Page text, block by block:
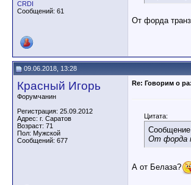
CRDI
Сообщений: 61
От форда
09.06.2018, 13:28
Красный Игорь
Форумчанин
Регистрация: 25.09.2012
Адрес: г. Саратов
Возраст: 71
Пол: Мужской
Сообщений: 677
Re: Говорим о
Цитата:
Сообщение
От форда
А от Белаза?